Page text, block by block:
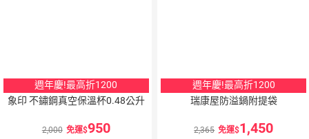
週年慶!最高折1200
象印 不鏽鋼真空保溫杯0.48公升
2,000 免運 950
週年慶!最高折1200
瑞康屋防溢鍋附提袋
2,365 免運 1,450